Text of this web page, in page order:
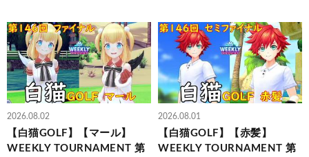
2026.08.02
【白猫GOLF】【マール】
WEEKLY TOURNAMENT 第
2026.08.01
【白猫GOLF】【赤髪】
WEEKLY TOURNAMENT 第